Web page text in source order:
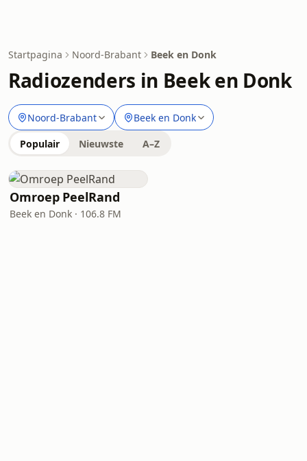
Startpagina Noord-Brabant Beek en Donk
Radiozenders in Beek en Donk
Noord-Brabant Beek en Donk
Populair Nieuwste A–Z
Omroep PeelRand
Beek en Donk · 106.8 FM